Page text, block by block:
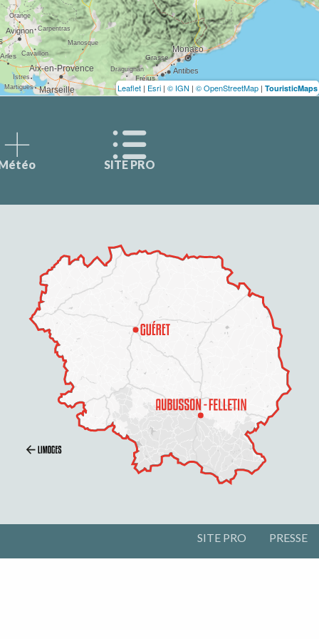
Leaflet | Esri | © IGN | © OpenStreetMap | TouristicMaps
SITE PRO
SITE PRO PRESSE